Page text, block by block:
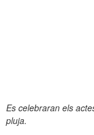
Es celebraran els
pluja.